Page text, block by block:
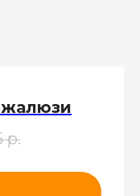
жалюзи
р.